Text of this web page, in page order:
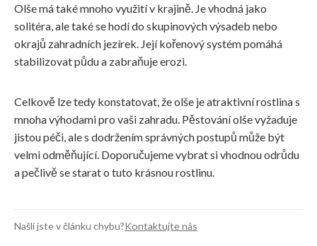
Olše má také mnoho využití v krajině. Je vhodná jako
solitéra, ale také se hodí do skupinových výsadeb nebo
okrajů zahradních jezírek. Její kořenový systém pomáhá
stabilizovat půdu a zabraňuje erozi.
Celkově lze tedy konstatovat, že olše je atraktivní rostlina s
mnoha výhodami pro vaši zahradu. Pěstování olše vyžaduje
jistou péči, ale s dodržením správných postupů může být
velmi odměňující. Doporučujeme vybrat si vhodnou odrůdu
a pečlivě se starat o tuto krásnou rostlinu.
Našli jste v článku chybu?Kontaktujte nás